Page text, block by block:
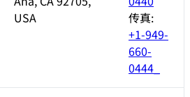
USA
传真:
+1-949-
660-
0444_